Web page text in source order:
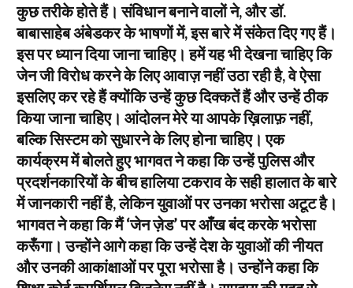
कुछ तरीके होते हैं। संविधान बनाने वालों ने, और डॉ.
बाबासाहेब अंबेडकर के भाषणों में, इस बारे में संकेत दिए गए हैं।
इस पर ध्यान दिया जाना चाहिए। हमें यह भी देखना चाहिए कि
जेन जी विरोध करने के लिए आवाज़ नहीं उठा रही है, वे ऐसा
इसलिए कर रहे हैं क्योंकि उन्हें कुछ दिक्कतें हैं और उन्हें ठीक
किया जाना चाहिए। आंदोलन मेरे या आपके ख़िलाफ़ नहीं,
बल्कि सिस्टम को सुधारने के लिए होना चाहिए। एक
कार्यक्रम में बोलते हुए भागवत ने कहा कि उन्हें पुलिस और
प्रदर्शनकारियों के बीच हालिया टकराव के सही हालात के बारे
में जानकारी नहीं है, लेकिन युवाओं पर उनका भरोसा अटूट है।
भागवत ने कहा कि मैं ‘जेन ज़ेड’ पर आँख बंद करके भरोसा
करूँगा। उन्होंने आगे कहा कि उन्हें देश के युवाओं की नीयत
और उनकी आकांक्षाओं पर पूरा भरोसा है। उन्होंने कहा कि